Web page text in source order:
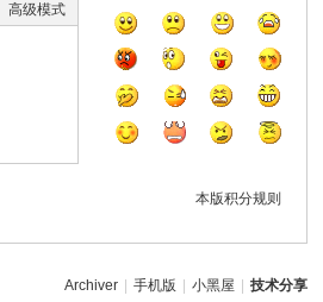
高级模式
本版积分规则
Archiver 手机版 小黑屋 技术分享